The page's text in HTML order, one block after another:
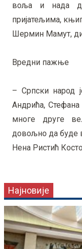
воља и нада
пријатељима,
Шермин Мамут,
Вредни пажње
– Српски народ
Андрића,
многе друге
довољно да буде
Нена Ристић
Најновије